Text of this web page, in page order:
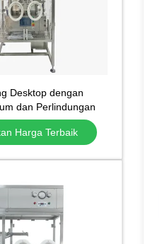
Desktop dengan
dan Perlindungan
Harga Terbaik